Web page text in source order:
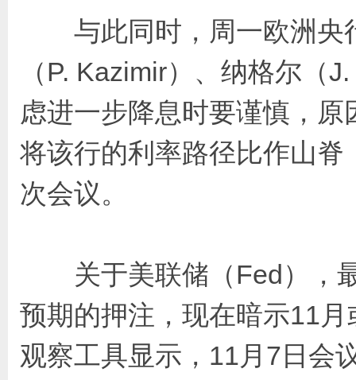
与此同时，周一欧洲央
（P. Kazimir）、纳格尔（
虑进一步降息时要谨慎，
将该行的利率路径比作山
次会议。
关于美联储（Fed），最
预期的押注，现在暗示11
观察工具显示，11月7日会